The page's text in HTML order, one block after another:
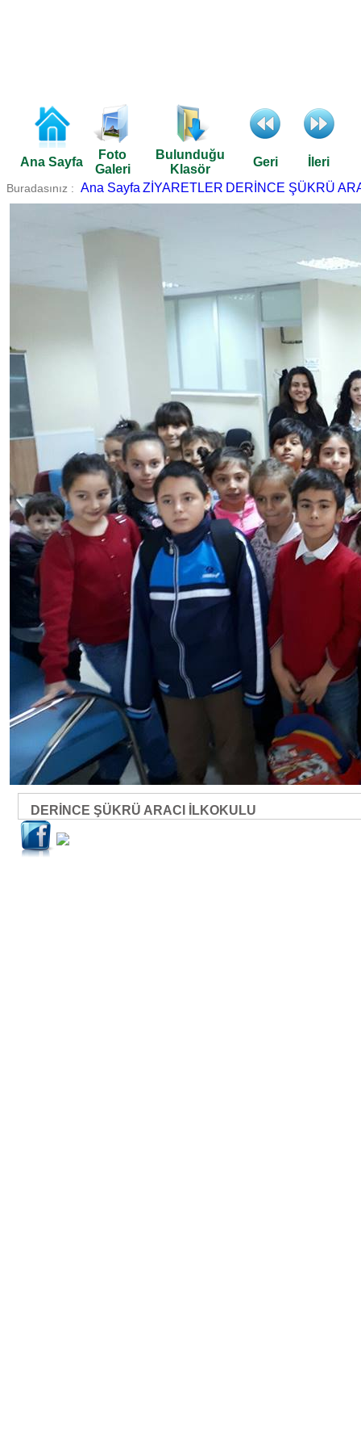
Ana Sayfa
Foto
Galeri
Bulunduğu
Klasör
Geri İleri
Buradasınız : Ana Sayfa ZİYARETLER DERİNCE ŞÜKRÜ
DERİNCE ŞÜKRÜ ARACI İLKOKULU